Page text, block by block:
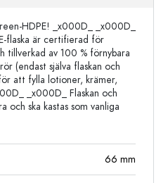
HDPE! _x000D_ _x000D_
flaska är certifierad för
tillverkad av 100 % förnybara
(endast själva flaskan och
att fylla lotioner, krämer,
_x000D_ Flaskan och
och ska kastas som vanliga
66 mm